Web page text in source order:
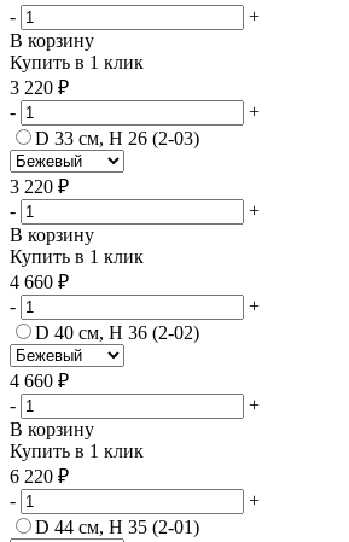
-
+
В корзину
Купить в 1 клик
3 220 ₽
-
+
D 33 см, H 26 (2-03)
3 220 ₽
-
+
В корзину
Купить в 1 клик
4 660 ₽
-
+
D 40 см, H 36 (2-02)
4 660 ₽
-
+
В корзину
Купить в 1 клик
6 220 ₽
-
+
D 44 см, H 35 (2-01)